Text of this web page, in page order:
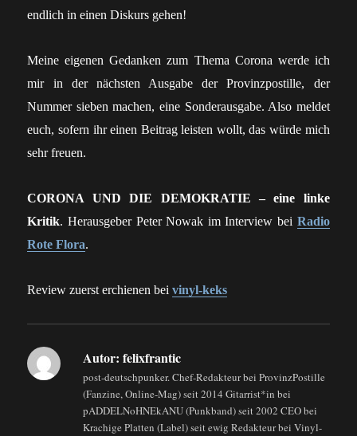
endlich in einen Diskurs gehen!
Meine eigenen Gedanken zum Thema Corona werde ich
mir in der nächsten Ausgabe der Provinzpostille, der
Nummer sieben machen, eine Sonderausgabe. Also meldet
euch, sofern ihr einen Beitrag leisten wollt, das würde mich
sehr freuen.
CORONA UND DIE DEMOKRATIE – eine linke
Kritik. Herausgeber Peter Nowak im Interview bei Radio
Rote Flora.
Review zuerst erchienen beivinyl-keks
Autor: felixfrantic
post-deutschpunker. Chef-Redakteur bei ProvinzPostille
(Fanzine, Online-Mag) seit 2014 Gitarrist*in bei
pADDELNoHNEkANU (Punkband) seit 2002 CEO bei
Krachige Platten (Label) seit ewig Redakteur bei Vinyl-